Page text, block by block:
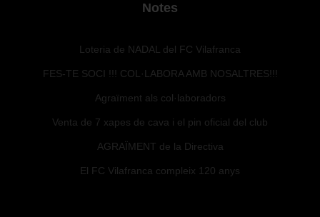
Notes
Loteria de NADAL del FC Vilafranca
FES-TE SOCI !!! COL·LABORA AMB NOSALTRES!!!
Agraïment als col·laboradors
Venta de 7 xapes de cava i el pin oficial del club
AGRAÏMENT de la Directiva
El FC Vilafranca compleix 120 anys